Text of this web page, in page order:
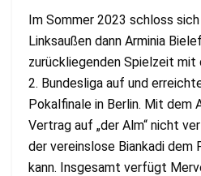
Im Sommer 2023 schloss
Linksaußen dann Arminia
zurückliegenden Spielzeit
2. Bundesliga auf und
Pokalfinale in Berlin. Mit dem
Vertrag auf „der Alm“ nicht
der vereinslose Biankadi dem
kann. Insgesamt verfügt